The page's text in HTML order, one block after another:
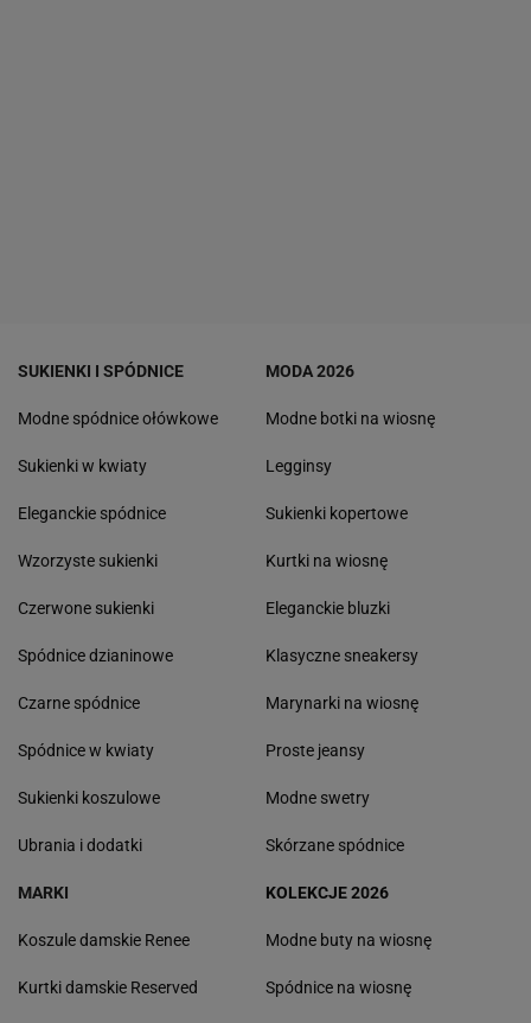
SUKIENKI I SPÓDNICE
Modne spódnice ołówkowe
Sukienki w kwiaty
Eleganckie spódnice
Wzorzyste sukienki
Czerwone sukienki
Spódnice dzianinowe
Czarne spódnice
Spódnice w kwiaty
Sukienki koszulowe
Ubrania i dodatki
MODA 2026
Modne botki na wiosnę
Legginsy
Sukienki kopertowe
Kurtki na wiosnę
Eleganckie bluzki
Klasyczne sneakersy
Marynarki na wiosnę
Proste jeansy
Modne swetry
Skórzane spódnice
MARKI
Koszule damskie Renee
Kurtki damskie Reserved
KOLEKCJE 2026
Modne buty na wiosnę
Spódnice na wiosnę